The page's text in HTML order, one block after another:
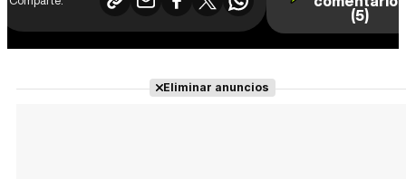
(5)
Eliminar anuncios